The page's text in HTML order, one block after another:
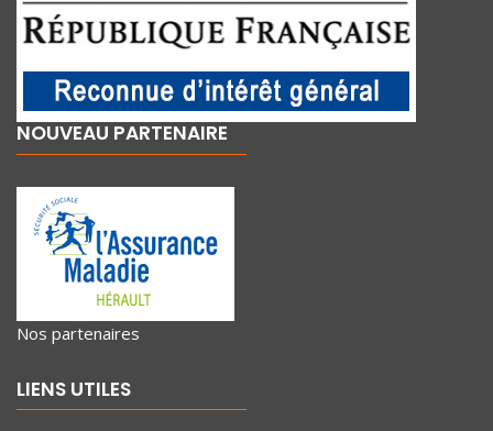
NOUVEAU PARTENAIRE
Nos partenaires
LIENS UTILES